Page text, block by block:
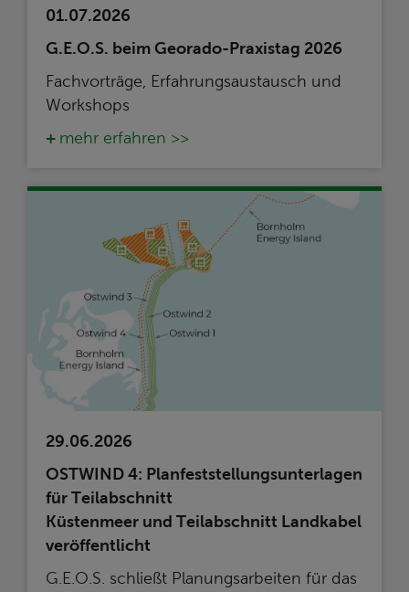
01.07.2026
G.E.O.S. beim Georado-Praxistag 2026
Fachvorträge, Erfahrungsaustausch und
Workshops
mehr erfahren >>
29.06.2026
OSTWIND 4: Planfeststellungsunterlagen
für Teilabschnitt
Küstenmeer und Teilabschnitt Landkabel
veröffentlicht
G.E.O.S. schließt Planungsarbeiten für das